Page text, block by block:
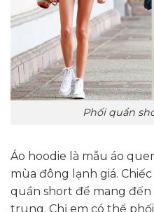
Phối quần
Áo hoodie là mẫu áo
mùa đông lạnh giá.
quần short để mang
trung. Chị em có thể